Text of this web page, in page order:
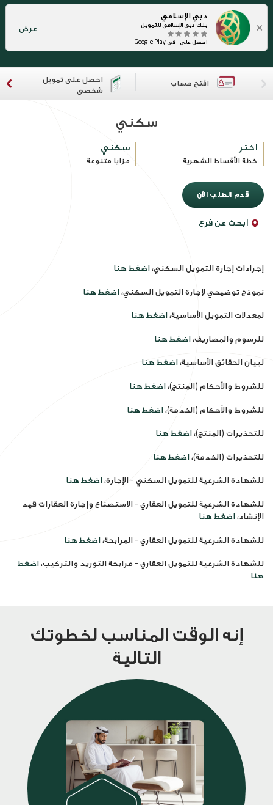
×
دبي الإسلامي
بنك دبي الإسلامي للتمويل
احصل على - في Google Play
عرض
افتح حساب
احصل على تمويل
شخصي
سكني
اختر
خطة الأقساط الشهرية
سكني
مزايا متنوعة
قدم الطلب الآن
ابحث عن فرع
إجراءات إجارة التمويل السكني، اضغط هنا
نموذج توضيحي لإجارة التمويل السكني، اضغط هنا
لمعدلات التمويل الأساسية، اضغط هنا
للرسوم والمصاريف، اضغط هنا
لبيان الحقائق الأساسية، اضغط هنا
للشروط والأحكام (المنتج)، اضغط هنا
للشروط والأحكام (الخدمة)، اضغط هنا
للتحذيرات (المنتج)، اضغط هنا
للتحذيرات (الخدمة)، اضغط هنا
للشهادة الشرعية للتمويل السكني – الإجارة، اضغط هنا
للشهادة الشرعية للتمويل العقاري – الاستصناع وإجارة العقارات قيد
الإنشاء، اضغط هنا
للشهادة الشرعية للتمويل العقاري – المرابحة، اضغط هنا
للشهادة الشرعية للتمويل العقاري – مرابحة التوريد والتركيب، اضغط
هنا
إنه الوقت المناسب لخطوتك
التالية